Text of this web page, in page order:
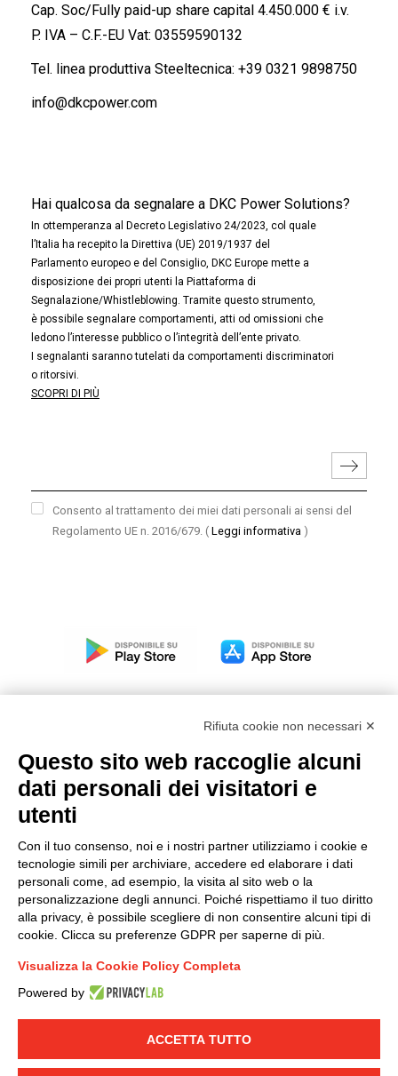
Cap. Soc/Fully paid-up share capital 4.450.000 € i.v.
P. IVA – C.F.-EU Vat: 03559590132
Tel. linea produttiva Steeltecnica: +39 0321 9898750
info@dkcpower.com
Hai qualcosa da segnalare a DKC Power Solutions?
In ottemperanza al Decreto Legislativo 24/2023, col quale
l’Italia ha recepito la Direttiva (UE) 2019/1937 del
Parlamento europeo e del Consiglio, DKC Europe mette a
disposizione dei propri utenti la Piattaforma di
Segnalazione/Whistleblowing. Tramite questo strumento,
è possibile segnalare comportamenti, atti od omissioni che
ledono l’interesse pubblico o l’integrità dell’ente privato.
I segnalanti saranno tutelati da comportamenti discriminatori
o ritorsivi.
SCOPRI DI PIÙ
Consento al trattamento dei miei dati personali ai sensi del
Regolamento UE n. 2016/679. ( Leggi informativa )
LINKEDIN YOUTUBE
© 2019 - DKC Europe - -
Cookie-Yourbiz
Modello organizzativo, gestione e controllo – D. lgs.
231/2001
Condizioni generali di vendita DKC Power Solutions
Condizioni generali di acquisto
Codice etico
Rifiuta cookie non necessari ✕
Questo sito web raccoglie alcuni
dati personali dei visitatori e
utenti
Con il tuo consenso, noi e i nostri partner utilizziamo i cookie e
tecnologie simili per archiviare, accedere ed elaborare i dati
personali come, ad esempio, la visita al sito web o la
personalizzazione degli annunci. Poiché rispettiamo il tuo diritto
alla privacy, è possibile scegliere di non consentire alcuni tipi di
cookie. Clicca su preferenze GDPR per saperne di più.
Visualizza la Cookie Policy Completa
Powered by
ACCETTA TUTTO